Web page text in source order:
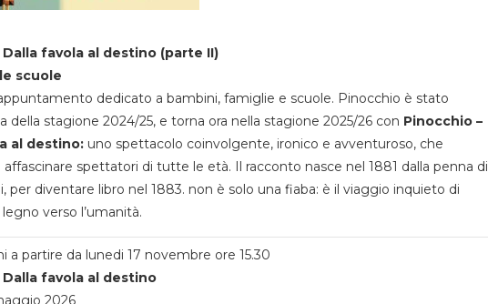
favola al destino (parte II)
scuole
dedicato a bambini, famiglie e scuole. Pinocchio è stato
della stagione 2024/25, e torna ora nella stagione 2025/26 con Pinocchio –
al destino:uno spettacolo coinvolgente, ironico e avventuroso, che
affascinare spettatori di tutte le età. Il racconto nasce nel 1881 dalla penna di
per diventare libro nel 1883. non è solo una fiaba: è il viaggio inquieto di
legno verso l’umanità.
a partire da lunedi 17 novembre ore 15.30
favola al destino
2026